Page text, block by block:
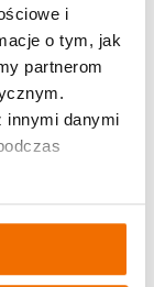
i
o tym, jak
partnerom
innymi danymi
06.08.2026 r.